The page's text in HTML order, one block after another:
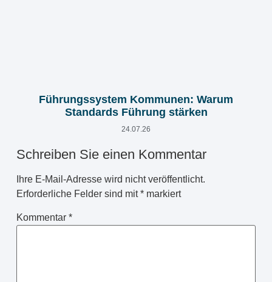
Führungssystem Kommunen: Warum
Standards Führung stärken
24.07.26
Schreiben Sie einen Kommentar
Ihre E-Mail-Adresse wird nicht veröffentlicht.
Erforderliche Felder sind mit*markiert
Kommentar *